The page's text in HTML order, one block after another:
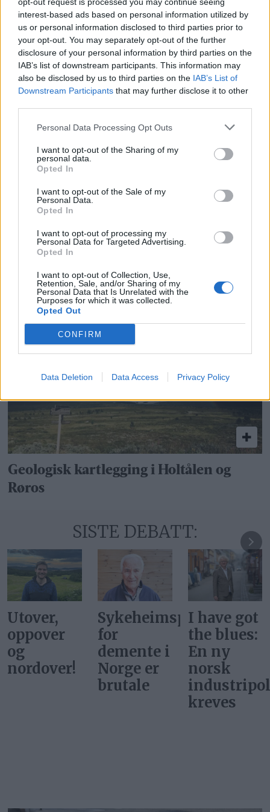
interest-based ads based on personal information utilized by
us or personal information disclosed to third parties prior to
your opt-out. You may separately opt-out of the further
disclosure of your personal information by third parties on the
IAB’s list of downstream participants. This information may
also be disclosed by us to third parties on the IAB’s List of
Downstream Participants that may further disclose it to other
Personal Data Processing Opt Outs
I want to opt-out of the Sharing of my
personal data.
Opted In
I want to opt-out of the Sale of my
Personal Data.
Opted In
I want to opt-out of processing my
Personal Data for Targeted Advertising.
Opted In
I want to opt-out of Collection, Use,
Retention, Sale, and/or Sharing of my
Personal Data that Is Unrelated with the
Purposes for which it was collected.
Opted Out
CONFIRM
Data Deletion Data Access Privacy Policy
Har du vært borti Sjøbakken-hølet? Se
lesernes bilder.
Geologisk kartlegging i Holtålen og
Røros
SISTE DEBATT:
Utover,
oppover
og
nordover!
Sykeheimsprisene
for
demente i
Norge er
brutale
I have got
the blues:
En ny
norsk
kreves